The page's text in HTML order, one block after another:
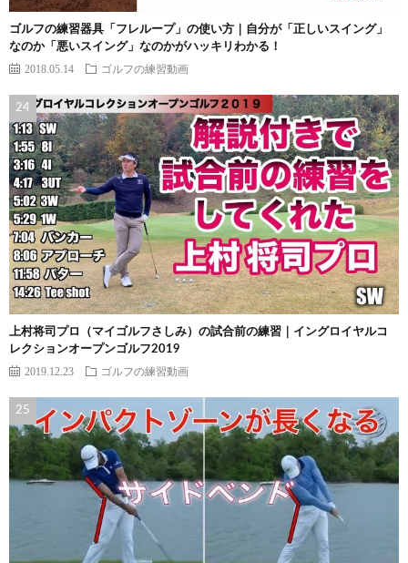
ゴルフの練習器具「フレループ」の使い方｜自分が「正しいスイング」
なのか「悪いスイング」なのかがハッキリわかる！
2018.05.14 ゴルフの練習動画
上村将司プロ（マイゴルフさしみ）の試合前の練習｜イングロイヤルコ
レクションオープンゴルフ2019
2019.12.23 ゴルフの練習動画